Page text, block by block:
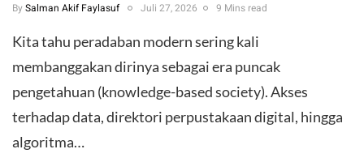
By Salman Akif Faylasuf Juli 27, 2026 9 Mins read
Kita tahu peradaban modern sering kali
membanggakan dirinya sebagai era puncak
pengetahuan (knowledge-based society). Akses
terhadap data, direktori perpustakaan digital, hingga
algoritma…